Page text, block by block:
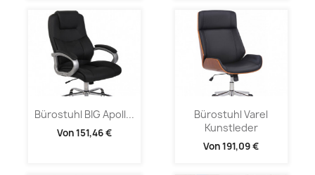
Bürostuhl BIG Apoll...
Von151,46 €
Bürostuhl Varel
Kunstleder
Von191,09 €